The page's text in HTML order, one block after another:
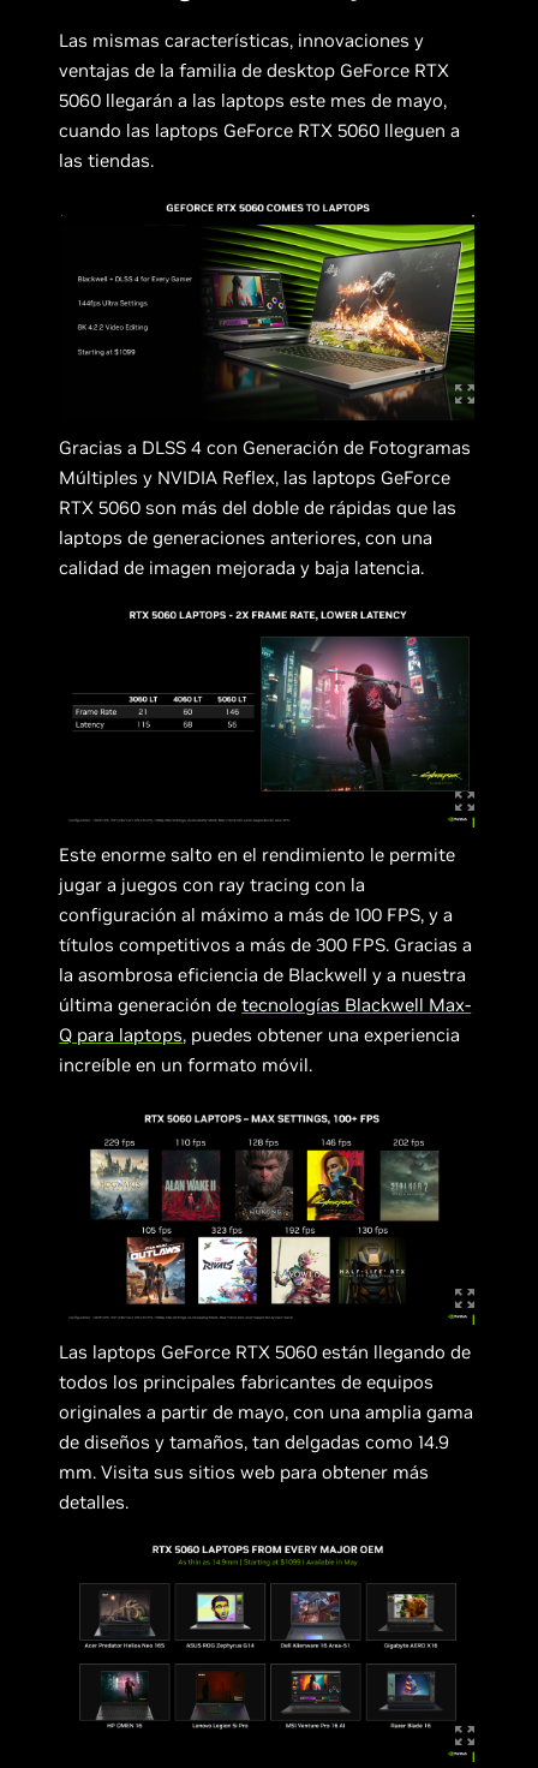
Las mismas características, innovaciones y
ventajas de la familia de desktop GeForce RTX
5060 llegarán a las laptops este mes de mayo,
cuando las laptops GeForce RTX 5060 lleguen a
las tiendas.
Gracias a DLSS 4 con Generación de Fotogramas
Múltiples y NVIDIA Reflex, las laptops GeForce
RTX 5060 son más del doble de rápidas que las
laptops de generaciones anteriores, con una
calidad de imagen mejorada y baja latencia.
Este enorme salto en el rendimiento le permite
jugar a juegos con ray tracing con la
configuración al máximo a más de 100 FPS, y a
títulos competitivos a más de 300 FPS. Gracias a
la asombrosa eficiencia de Blackwell y a nuestra
última generación detecnologías Blackwell Max-
Q para laptops, puedes obtener una experiencia
increíble en un formato móvil.
Las laptops GeForce RTX 5060 están llegando de
todos los principales fabricantes de equipos
originales a partir de mayo, con una amplia gama
de diseños y tamaños, tan delgadas como 14.9
mm. Visita sus sitios web para obtener más
detalles.